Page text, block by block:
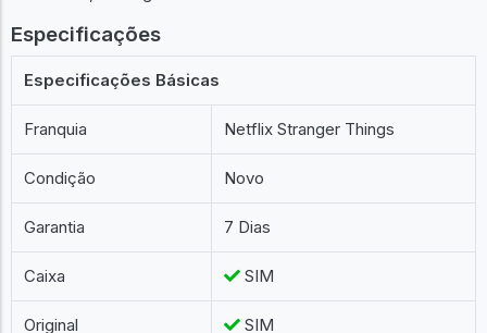
Especificações
Especificações Básicas
Franquia Netflix Stranger Things
Condição Novo
Garantia 7 Dias
Caixa SIM
Original SIM